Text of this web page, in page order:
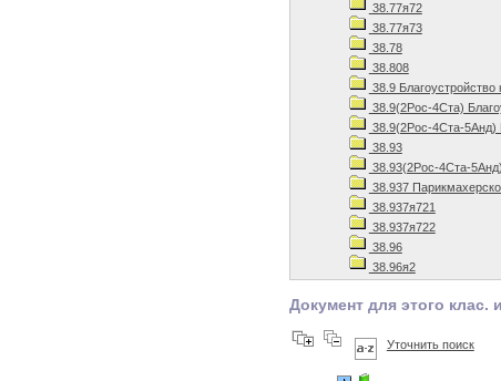
38.77я72
38.77я73
38.78
38.808
38.9
38.9(2Рос-4Ста)
38.9(2Рос-4Ста-5Анд)
38.93
38.93(2Рос-4Ста-
38.937
38.937я721
38.937я722
38.96
38.96я2
Документ для этого клас.
Уточнить поиск